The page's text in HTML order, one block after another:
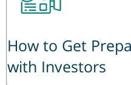
How to Get
with Investors